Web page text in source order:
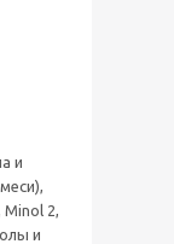
и
2,
и